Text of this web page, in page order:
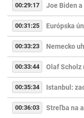
00:29:17 Joe Biden
00:31:25 Európska
00:33:23 Nemecko
00:33:44 Olaf Scholz
00:35:34 Istanbul:
00:36:03 Streľba na